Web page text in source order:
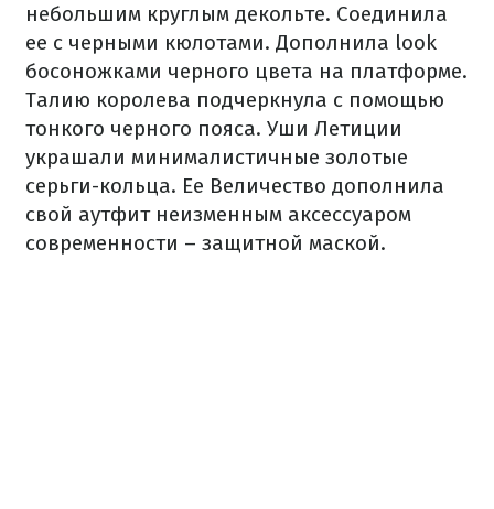
небольшим круглым декольте. Соединила
ее с черными кюлотами. Дополнила look
босоножками черного цвета на платформе.
Талию королева подчеркнула с помощью
тонкого черного пояса. Уши Летиции
украшали минималистичные золотые
серьги-кольца. Ее Величество дополнила
свой аутфит неизменным аксессуаром
современности – защитной маской.